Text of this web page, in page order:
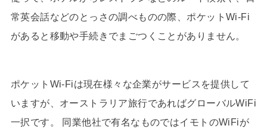
常英会話などのとっさの調べものの際、ポケットWi-Fi
があると移動や手続きでまごつくことがありません。
ポケットWi-Fiは現在様々な企業がサービスを提供して
いますが、オーストラリア旅行であればグローバルWiFi
一択です。 同業他社で有名なものではイモトのWiFiが